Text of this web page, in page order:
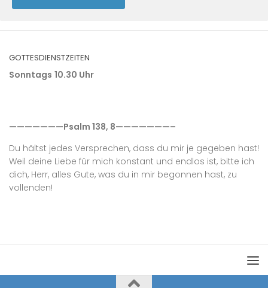
GOTTESDIENSTZEITEN
Sonntags 10.30 Uhr
———————Psalm 138, 8———————–
Du hältst jedes Versprechen, dass du mir je gegeben hast!
Weil deine Liebe für mich konstant und endlos ist, bitte ich
dich, Herr, alles Gute, was du in mir begonnen hast, zu
vollenden!